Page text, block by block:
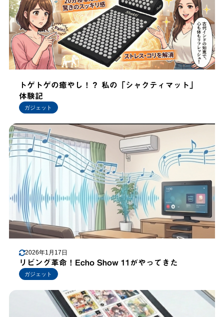
トゲトゲの癒やし！？ 私の「シャクティマット」
体験記
ガジェット
2026年1月17日
リビング革命！Echo Show 11がやってきた
ガジェット